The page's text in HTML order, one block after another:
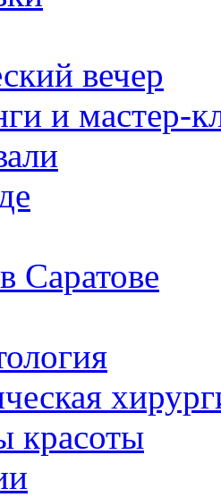
вечер
и мастер-
Саратове
красоты